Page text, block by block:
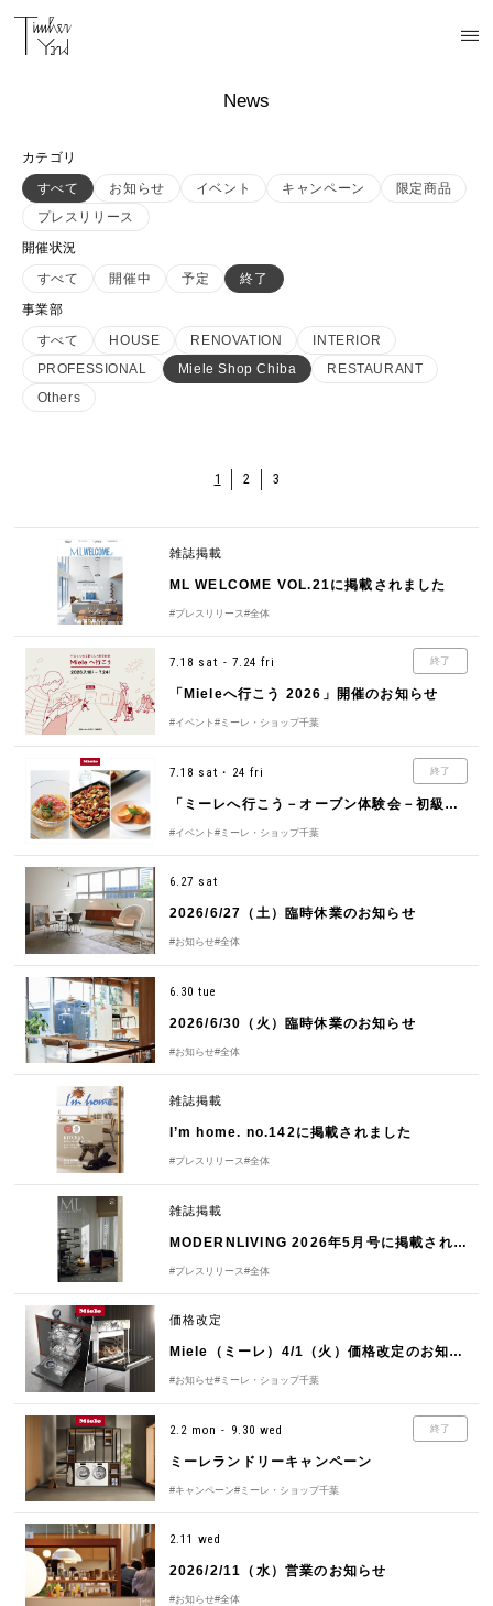
News
カテゴリ
すべて
お知らせ イベント キャンペーン
限定商品
プレスリリース
開催状況
すべて
開催中 予定
終了
事業部
すべて
HOUSE RENOVATION
INTERIOR
PROFESSIONAL
Miele Shop Chiba
RESTAURANT
Others
1 2 3
雑誌掲載
ML WELCOME VOL.21に掲載されました
#プレスリリース #全体
終了
7.18 sat - 7.24 fri
「Mieleへ行こう 2026」開催のお知らせ
#イベント #ミーレ・ショップ千葉
終了
7.18 sat・24 fri
「ミーレへ行こう－オーブン体験会－初級編」開催のお知らせ
#イベント #ミーレ・ショップ千葉
6.27 sat
2026/6/27（土）臨時休業のお知らせ
#お知らせ#全体
6.30 tue
2026/6/30（火）臨時休業のお知らせ
#お知らせ#全体
雑誌掲載
I’m home. no.142に掲載されました
#プレスリリース#全体
雑誌掲載
MODERNLIVING 2026年5月号に掲載されました
#プレスリリース #全体
価格改定
Miele（ミーレ）4/1（火）価格改定のお知らせ
#お知らせ#ミーレ・ショップ千葉
終了
2.2 mon - 9.30 wed
ミーレランドリーキャンペーン
#キャンペーン#ミーレ・ショップ千葉
2.11 wed
2026/2/11（水）営業のお知らせ
#お知らせ#全体